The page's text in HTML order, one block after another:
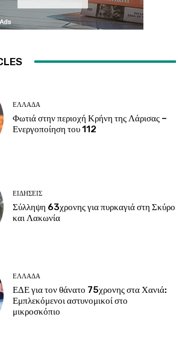
ΕΛΛΑΔΑ
Φωτιά στην περιοχή Κρήνη της Λάρισας –
Ενεργοποίηση του 112
ΕΙΔΗΣΕΙΣ
Σύλληψη 63χρονης για πυρκαγιά στη Σκύρο
και Λακωνία
ΕΛΛΑΔΑ
ΕΔΕ για τον θάνατο 75χρονης στα Χανιά:
Εμπλεκόμενοι αστυνομικοί στο
μικροσκόπιο